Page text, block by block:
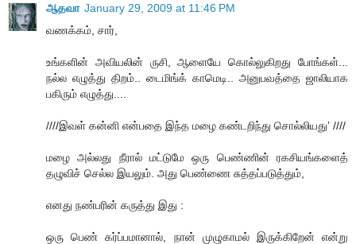
ஆதவா January 29, 2009 at 11:46 PM
வணக்கம், சார்,
உங்களின் அவியலின் ருசி, ஆளையே கொல்லுகிறது போங்கள்...
நல்ல எழுத்து திறம்.. டைமிங்க் காமெடி.. அனுபவத்தை ஜாலியாக
பகிரும் எழுத்து....
////இவள் கன்னி என்பதை இந்த மழை கண்டறிந்து சொல்லியது’ ////
மழை அல்லது நீரால் மட்டுமே ஒரு பெண்ணின் ரகசியங்களைத்
தழுவிச் செல்ல இயலும். அது பெண்ணை சுத்தப்படுத்தும்,
எனது நண்பரின் கருத்து இது :
ஒரு பெண் கர்ப்பமானால், நான் முழுகாமல் இருக்கிறேன் என்று